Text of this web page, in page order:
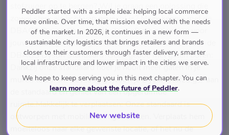
stofzuiger op te bergen? Wil je graag een oplossing die
zowel sterk als licht van gewicht is? Maak kennis met de
DBAGS Dyson Standaard - de perfecte oplossing voor
jouw stofzuigeropbergbehoeften!Waarom kiezen voor de
DBAGS Dyson Standaard?Geen gedoe met gaten boren:
Dankzij onze standaard hoef je nooit meer gaten in je
muren te boren. Bevestig gewoon je Dyson stofzuiger aan
de standaard en geniet van een opgeruimde
ruimte.Makkelijk te verplaatsen: Onze standaard is
ontworpen met mobiliteit in gedachten. Verplaats hem
moeiteloos naar elke gewenste locatie, of het nu de
Peddler started with a simple idea: helping local commerce
move online. Over time, that mission evolved with the needs
of the market. In 2026, it continues in a new form —
sustainable city logistics that brings retailers and brands
closer to their customers through faster delivery, smarter
local infrastructure and lower impact in the cities we serve.
We hope to keep serving you in this next chapter. You can
learn more about the future of Peddler.
New website